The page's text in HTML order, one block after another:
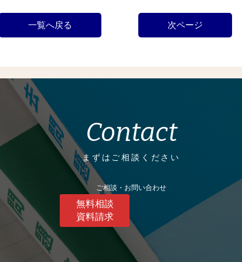
一覧へ戻る 次ページ
Contact
まずはご相談ください
ご相談・お問い合わせ
無料相談
資料請求